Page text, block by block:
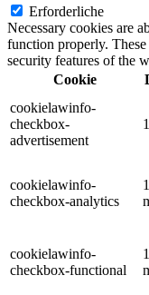
Erforderliche
Necessary cookies are
function properly.
security features of the
Cookie
cookielawinfo-
checkbox-
advertisement
cookielawinfo-
checkbox-analytics
cookielawinfo-
checkbox-functional